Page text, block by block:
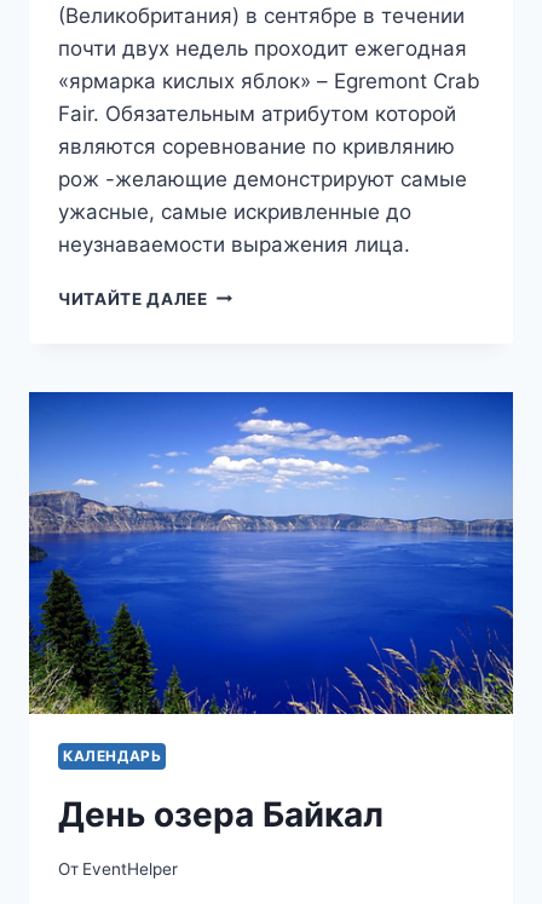
(Великобритания) в сентябре в течении
почти двух недель проходит ежегодная
«ярмарка кислых яблок» – Egremont Crab
Fair. Обязательным атрибутом которой
являются соревнование по кривлянию
рож -желающие демонстрируют самые
ужасные, самые искривленные до
неузнаваемости выражения лица.
ЧИТАЙТЕ ДАЛЕЕЧЕМПИОНАТ
КАЛЕНДАРЬ
День озера Байкал
От EventHelper